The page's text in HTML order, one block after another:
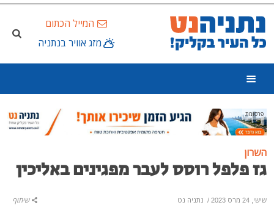
המייל הכתום
מזג אוויר בנתניה
פרסומת
השרון
גז פלפל רוסס לעבר מפגינים באליכין
שישי, 24 מרס 2023 / נתניה נט שיתוף